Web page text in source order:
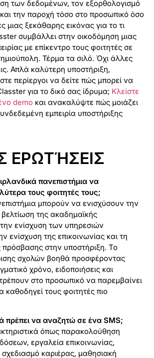
των δεδομένων, τον εξορθολογισμό
την παροχή τόσο στο προσωπικό όσο
μιας ξεκάθαρης εικόνας για το τι
συμβάλλει στην οικοδόμηση μιας
με επίκεντρο τους φοιτητές σε
Τέρμα τα σιλό. Όχι άλλες
Απλά καλύτερη υποστήριξη,
περίεργοι να δείτε πώς μπορεί να
για το δικό σας ίδρυμα; Κλείστε
demo και ανακαλύψτε πώς μοιάζει
εμπειρία υποστήριξης
ΕΡΩΤΉΣΕΙΣ
πανεπιστήμια να
τους φοιτητές τους;
μπορούν να ενισχύσουν την
της ακαδημαϊκής
ενίσχυση των υπηρεσιών
ενίσχυση της επικοινωνίας και τη
στην υποστήριξη. Το
σχολών βοηθά προσφέροντας
χρόνο, ειδοποιήσεις και
στο προσωπικό να παρεμβαίνει
καθοδηγεί τους φοιτητές πιο
πρέπει να αναζητώ σε ένα SMS;
όπως παρακολούθηση
εργαλεία επικοινωνίας,
καριέρας, μαθησιακή